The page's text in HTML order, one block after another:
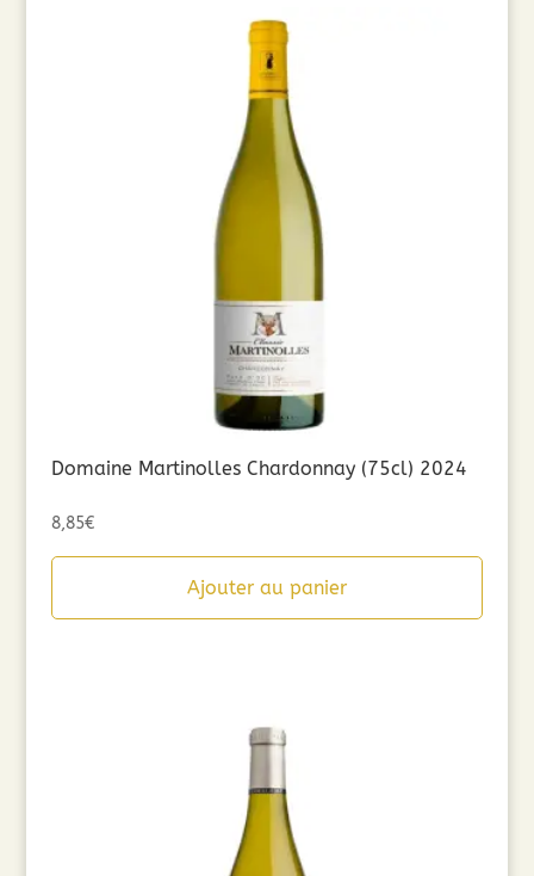
Domaine Martinolles Chardonnay (75cl) 2024
8,85€
Ajouter au panier